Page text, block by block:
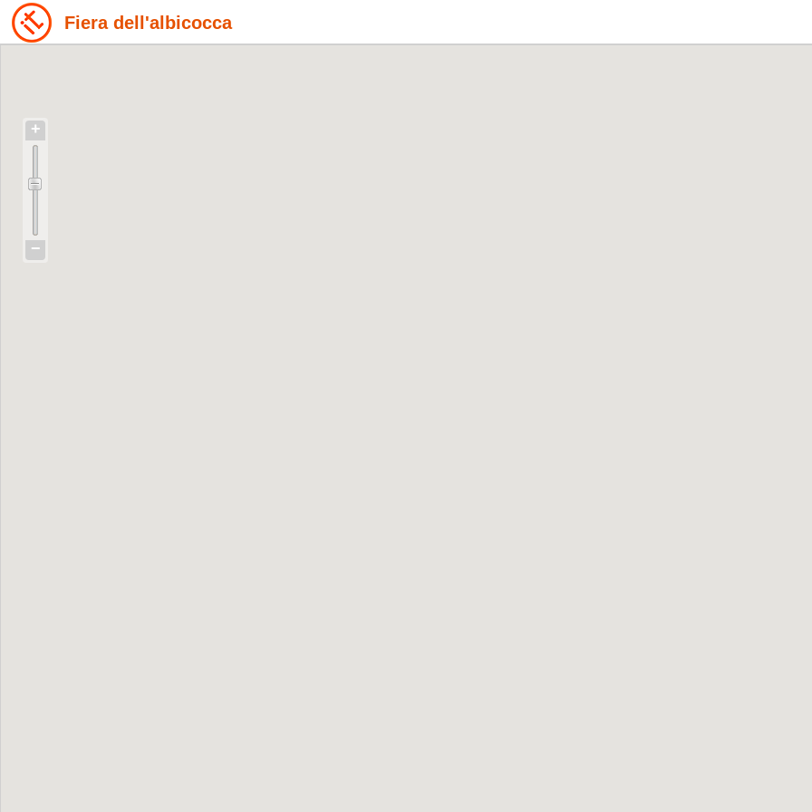
Fiera dell'albicocca
+
−